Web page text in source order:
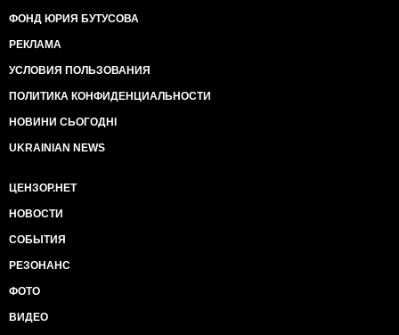
ФОНД ЮРИЯ БУТУСОВА
РЕКЛАМА
УСЛОВИЯ ПОЛЬЗОВАНИЯ
ПОЛИТИКА КОНФИДЕНЦИАЛЬНОСТИ
НОВИНИ СЬОГОДНІ
UKRAINIAN NEWS
ЦЕНЗОР.НЕТ
НОВОСТИ
СОБЫТИЯ
РЕЗОНАНС
ФОТО
ВИДЕО